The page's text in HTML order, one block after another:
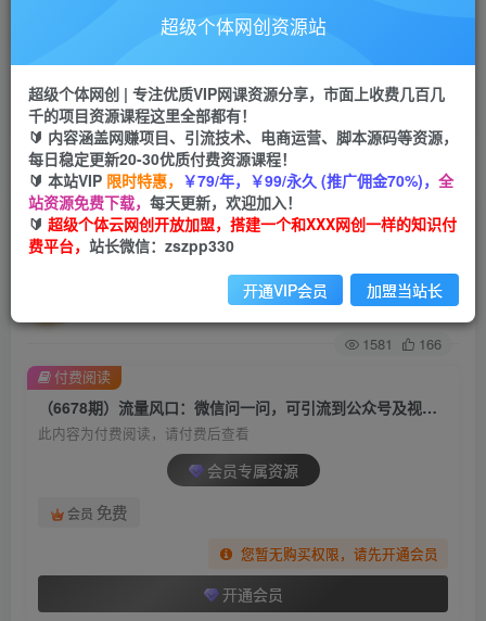
会员专属推广链接
招募站长
挂机
项目
脚本卡密
APP下载
GO
首页 创业课程 会员专属 正文
（6678期）流量风口：微信问一问，可引流到公
众号及视频号，实测单号日引流100+
关注 私信
1581 166
（6678期）流量风口：微信问一问，可引流到公众号及视频号，实测单号日引流100+
此内容为付费阅读，请付费后查看
会员专属资源
会员 免费
您暂无购买权限，请先开通会员
开通会员
付费阅读
超级个体网创资源站
超级个体网创 | 专注优质VIP网课资源分享，市面上收费几百几
千的项目资源课程这里全部都有！
🔰 内容涵盖网赚项目、引流技术、电商运营、脚本源码等资源，
每日稳定更新20-30优质付费资源课程！
🔰 本站VIP 限时特惠， ￥79/年，￥99/永久 (推广佣金70%)， 全
站资源免费下载， 每天更新，欢迎加入！
🔰 超级个体云网创开放加盟，搭建一个和XXX网创一样的知识付
费平台， 站长微信：zszpp330
开通VIP会员 加盟当站长